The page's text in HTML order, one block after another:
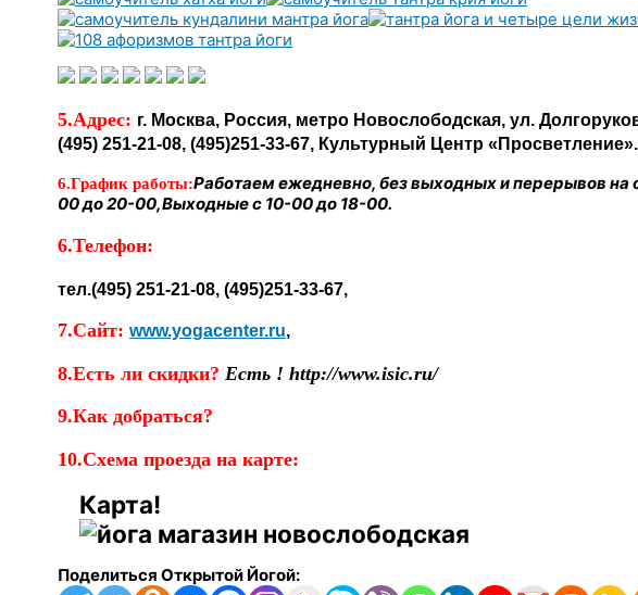
5.Адрес: г. Москва, Россия, метро Новослободская, ул.
(495) 251-21-08, (495)251-33-67, Культурный Центр «Просветление».
6.График работы:Работаем ежедневно, без выходных и перерывов на
00 до 20-00,Выходные с 10-00 до 18-00.
6.Телефон:
тел.(495) 251-21-08, (495)251-33-67,
7.Сайт: www.yogacenter.ru,
8.Есть ли скидки? Есть ! http://www.isic.ru/
9.Как добраться?
10.Схема проезда на карте:
Карта!
Поделиться Открытой Йогой: